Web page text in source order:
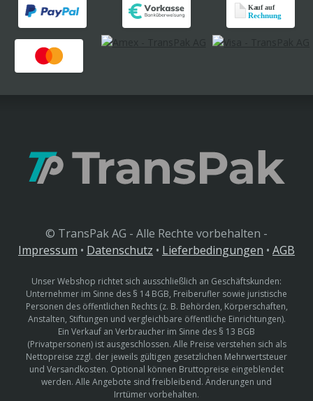
© TransPak AG - Alle Rechte vorbehalten -
Impressum • Datenschutz • Lieferbedingungen • AGB
Unser Webshop richtet sich ausschließlich an Geschäftskunden:
Unternehmer im Sinne des § 14 BGB, Freiberufler sowie juristische
Personen des öffentlichen Rechts (z. B. Behörden, Körperschaften,
Anstalten, Stiftungen und vergleichbare öffentliche Einrichtungen).
Ein Verkauf an Verbraucher im Sinne des § 13 BGB
(Privatpersonen) ist ausgeschlossen. Alle Preise verstehen sich als
Nettopreise zzgl. der jeweils gültigen gesetzlichen Mehrwertsteuer
und Versandkosten. Optional können Bruttopreise eingeblendet
werden. Alle Angebote sind freibleibend. Änderungen und
Irrtümer vorbehalten.